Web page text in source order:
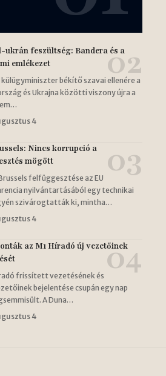
ukrán feszültség: Bandera és a
emlékezet
külügyminiszter békítő szavai ellenére a
és Ukrajna közötti viszony újra a
4
Nincs korrupció a
mögött
felfüggesztése az EU
nyilvántartásából egy technikai
szivárogtatták ki, mintha…
4
az M1 Híradó új vezetőinek
frissített vezetésének és
bejelentése csupán egy nap
A Duna…
4